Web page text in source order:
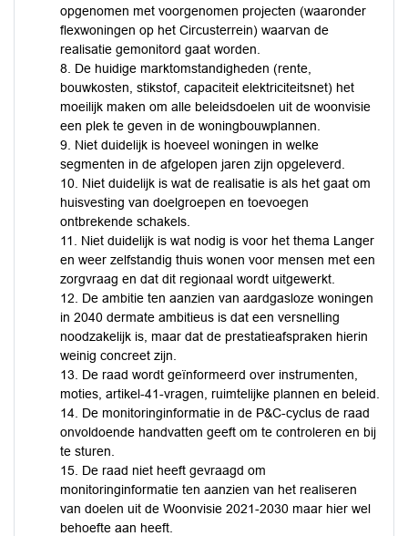
opgenomen met voorgenomen projecten (waaronder
flexwoningen op het Circusterrein) waarvan de
realisatie gemonitord gaat worden.
8. De huidige marktomstandigheden (rente,
bouwkosten, stikstof, capaciteit elektriciteitsnet) het
moeilijk maken om alle beleidsdoelen uit de woonvisie
een plek te geven in de woningbouwplannen.
9. Niet duidelijk is hoeveel woningen in welke
segmenten in de afgelopen jaren zijn opgeleverd.
10. Niet duidelijk is wat de realisatie is als het gaat om
huisvesting van doelgroepen en toevoegen
ontbrekende schakels.
11. Niet duidelijk is wat nodig is voor het thema Langer
en weer zelfstandig thuis wonen voor mensen met een
zorgvraag en dat dit regionaal wordt uitgewerkt.
12. De ambitie ten aanzien van aardgasloze woningen
in 2040 dermate ambitieus is dat een versnelling
noodzakelijk is, maar dat de prestatieafspraken hierin
weinig concreet zijn.
13. De raad wordt geïnformeerd over instrumenten,
moties, artikel-41-vragen, ruimtelijke plannen en beleid.
14. De monitoringinformatie in de P&C-cyclus de raad
onvoldoende handvatten geeft om te controleren en bij
te sturen.
15. De raad niet heeft gevraagd om
monitoringinformatie ten aanzien van het realiseren
van doelen uit de Woonvisie 2021-2030 maar hier wel
behoefte aan heeft.